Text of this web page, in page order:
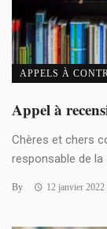
APPELS À
Appel à
Chères et chers
responsable de la
By 12 janvier 2022